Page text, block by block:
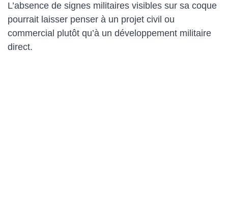
L’absence de signes militaires visibles sur sa coque
pourrait laisser penser à un projet civil ou
commercial plutôt qu’à un développement militaire
direct.